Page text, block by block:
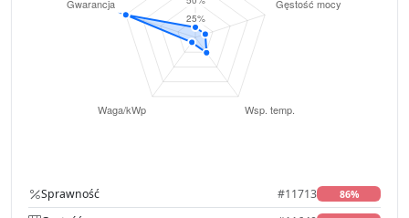
Sprawność #11713 86%